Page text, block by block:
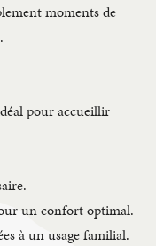
moments de
pour accueillir
un confort optimal.
à un usage familial.